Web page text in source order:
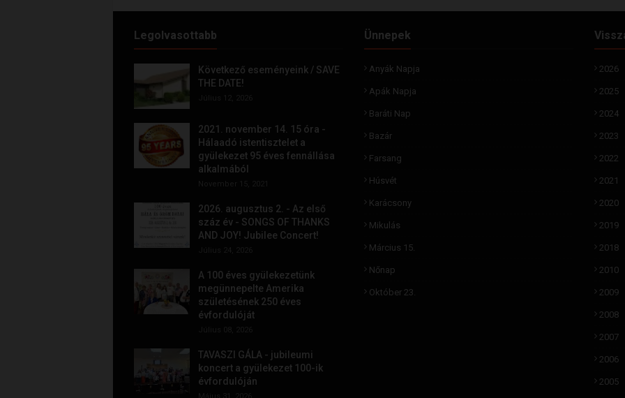
Legolvasottabb
Következő eseményeink / SAVE
THE DATE!
2021. november 14. 15 óra -
Hálaadó istentisztelet a
gyülekezet 95 éves fennállása
alkalmából
2026. augusztus 2. - Az első
száz év - SONGS OF THANKS
AND JOY! Jubilee Concert!
A 100 éves gyülekezetünk
megünnepelte Amerika
születésének 250 éves
évfordulóját
TAVASZI GÁLA - jubileumi
koncert a gyülekezet 100-ik
évfordulóján
Ünnepek
Anyák Napja
Apák Napja
Baráti Nap
Bazár
Farsang
Húsvét
Karácsony
Mikulás
Március 15.
Nőnap
Október 23.
2026
2025
2024
2023
2022
2021
2020
2019
2018
2010
2009
2008
2007
2006
2005